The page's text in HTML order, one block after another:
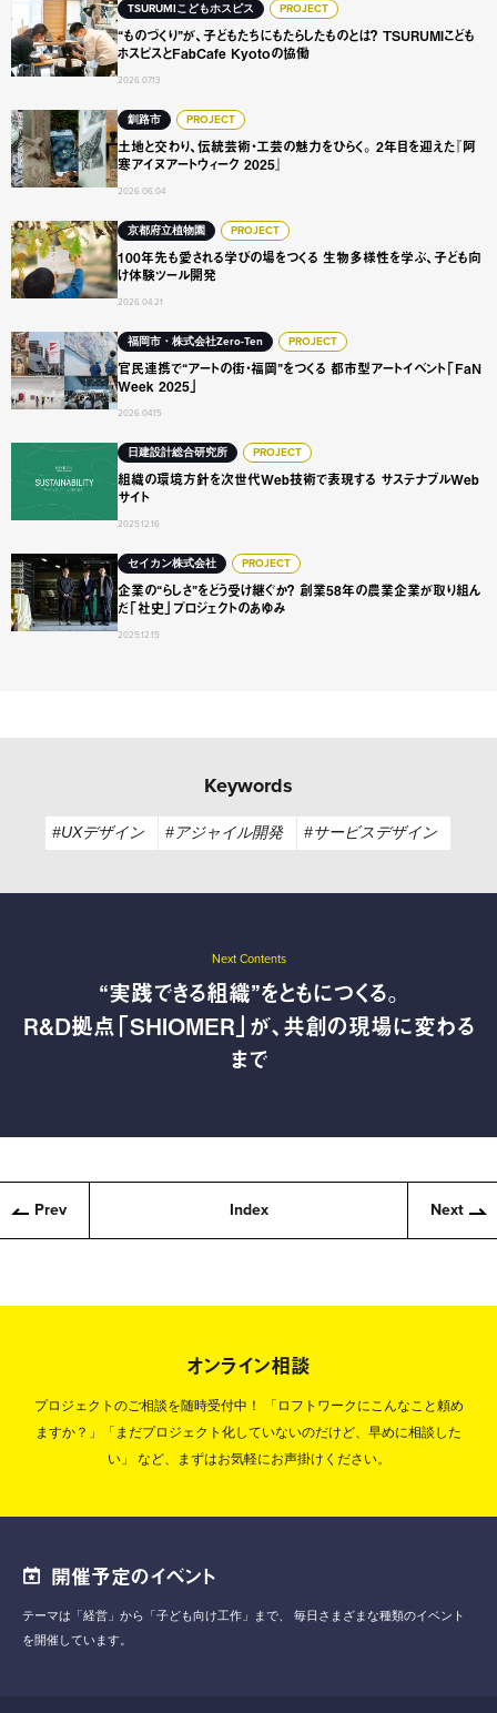
TSURUMIこどもホスピス PROJECT
“ものづくり”が、子どもたちにもたらしたものとは？ TSURUMIこども
ホスピスとFabCafe Kyotoの協働
2026.07.13
“ものづくり”が、子どもたちにもたらしたものとは？
釧路市 PROJECT
土地と交わり、伝統芸術・工芸の魅力をひらく。 2年目を迎えた『阿
寒アイヌアートウィーク 2025』
2026.06.04
土地と交わり、伝統芸術・工芸の魅力をひらく。 2年目を
京都府立植物園 PROJECT
100年先も愛される学びの場をつくる 生物多様性を学ぶ、子ども向
け体験ツール開発
2026.04.21
100年先も愛される学びの場をつくる 生物多様性を学ぶ、子
福岡市・株式会社Zero-Ten PROJECT
官民連携で“アートの街・福岡”をつくる 都市型アートイベント「FaN
Week 2025」
2026.04.15
官民連携で“アートの街・福岡”をつくる 都市型アートイベ
日建設計総合研究所 PROJECT
組織の環境方針を次世代Web技術で表現する サステナブルWeb
サイト
2025.12.16
組織の環境方針を次世代Web技術で表現する サステナブル
セイカン株式会社 PROJECT
企業の“らしさ”をどう受け継ぐか？ 創業58年の農業企業が取り組ん
だ「社史」プロジェクトのあゆみ
2025.12.15
企業の“らしさ”をどう受け継ぐか？ 創業58年の農業企業が
Keywords
#UXデザイン #アジャイル開発 #サービスデザイン
Next Contents
“実践できる組織”をともにつくる。
R&D拠点「SHIOMER」が、共創の現場に変わる
まで
Prev Index Next
オンライン相談
プロジェクトのご相談を随時受付中！
「ロフトワークにこんなこと頼め
ますか？」「まだプロジェクト化していないのだけど、早めに相談した
い」
など、まずはお気軽にお声掛けください。
開催予定のイベント
テーマは「経営」から「子ども向け工作」まで、
毎日さまざまな種類のイベント
を開催しています。